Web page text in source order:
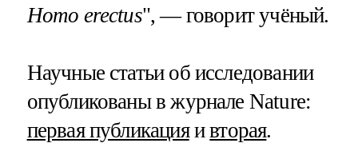
Homo erectus", — говорит учёный.
Научные статьи об исследовании
опубликованы в журнале Nature:
первая публикацияивторая.